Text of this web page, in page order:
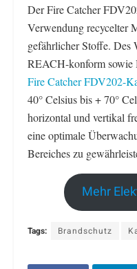
Der Fire Catcher
Verwendung recycelter
gefährlicher Stoffe. Des
REACH-konform
Fire Catcher FDV202-
40° Celsius bis + 70°
horizontal und vertikal
eine optimale
Bereiches zu
Mehr
Tags: Brandschutz